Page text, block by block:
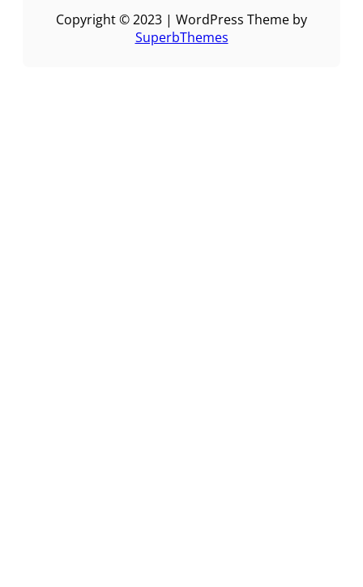
Copyright © 2023 | WordPress Theme by
SuperbThemes